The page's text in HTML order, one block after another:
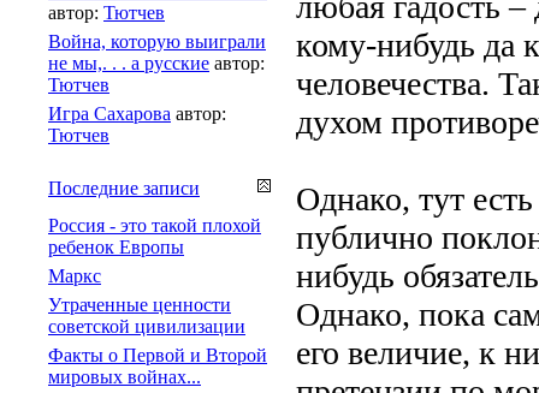
кому-нибудь да
человечества.
духом
Однако, тут
публично
нибудь
Однако, пока
его величие, к
автор: Тютчев
Война, которую выиграли
не мы,. . . а русские автор:
Тютчев
Игра Сахарова автор:
Тютчев
Последние записи
Россия - это такой плохой
ребенок Европы
Маркс
Утраченные ценности
советской цивилизации
Факты о Первой и Второй
мировых войнах...